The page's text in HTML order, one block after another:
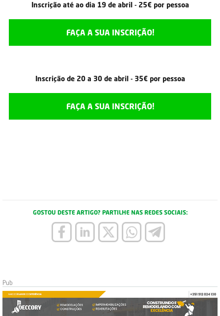
Inscrição até ao dia 19 de abril - 25€ por pessoa
FAÇA A SUA INSCRIÇÃO!
Inscrição de 20 a 30 de abril - 35€ por pessoa
FAÇA A SUA INSCRIÇÃO!
GOSTOU DESTE ARTIGO? PARTILHE NAS REDES SOCIAIS: